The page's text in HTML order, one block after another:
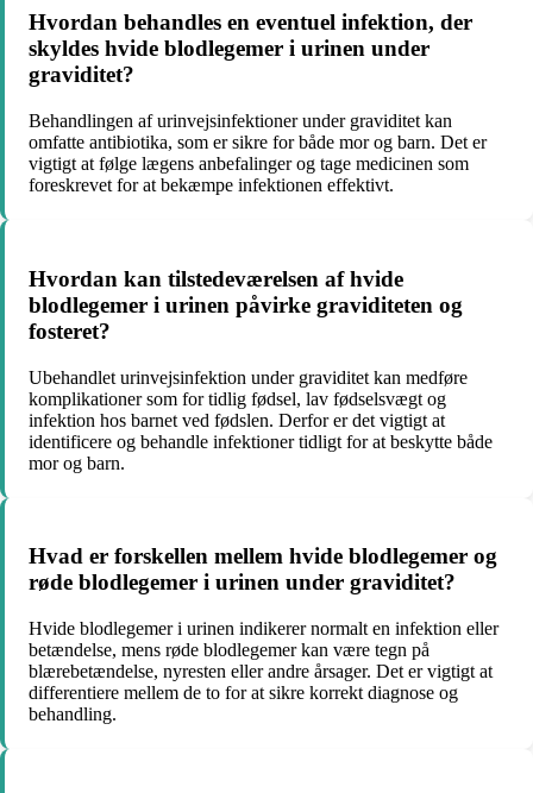
Hvordan behandles en eventuel infektion, der
skyldes hvide blodlegemer i urinen under
graviditet?
Behandlingen af urinvejsinfektioner under graviditet kan
omfatte antibiotika, som er sikre for både mor og barn. Det er
vigtigt at følge lægens anbefalinger og tage medicinen som
foreskrevet for at bekæmpe infektionen effektivt.
Hvordan kan tilstedeværelsen af hvide
blodlegemer i urinen påvirke graviditeten og
fosteret?
Ubehandlet urinvejsinfektion under graviditet kan medføre
komplikationer som for tidlig fødsel, lav fødselsvægt og
infektion hos barnet ved fødslen. Derfor er det vigtigt at
identificere og behandle infektioner tidligt for at beskytte både
mor og barn.
Hvad er forskellen mellem hvide blodlegemer og
røde blodlegemer i urinen under graviditet?
Hvide blodlegemer i urinen indikerer normalt en infektion eller
betændelse, mens røde blodlegemer kan være tegn på
blærebetændelse, nyresten eller andre årsager. Det er vigtigt at
differentiere mellem de to for at sikre korrekt diagnose og
behandling.